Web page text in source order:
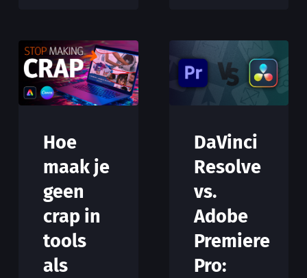
Hoe
maak je
geen
crap in
tools
als
DaVinci
Resolve
vs.
Adobe
Premiere
Pro: